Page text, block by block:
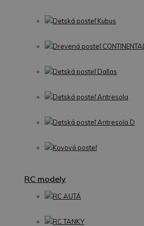
Detská posteľ Kubus
Drevená posteľ CONTINENTAL
Detská posteľ Dallas
Detská posteľ Antresola
Detská posteľ Antresola D
Kovová posteľ
RC modely
RC AUTÁ
RC TANKY